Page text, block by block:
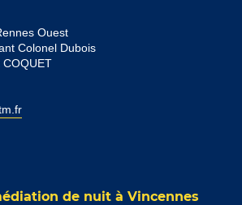
Ouest
Colonel Dubois
COQUET
de nuit à Vincennes